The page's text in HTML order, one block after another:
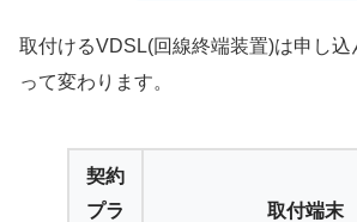
取付けるVDSL(回線終端装置)は申し込
って変わります。
契約
プラ
取付端末